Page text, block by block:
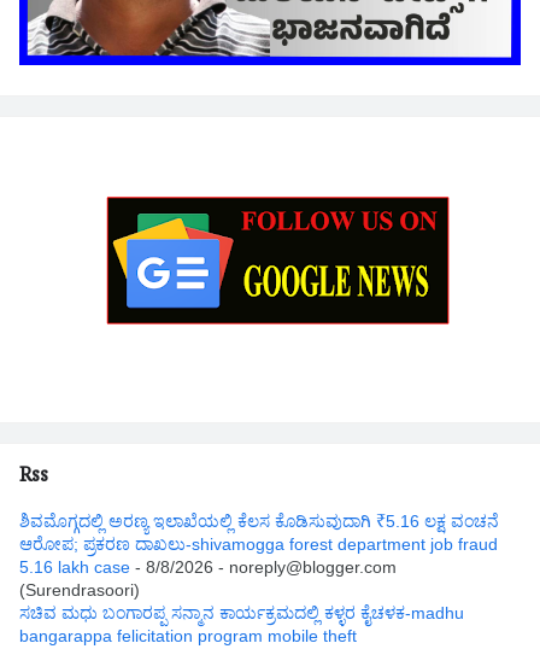
Rss
ಶಿವಮೊಗ್ಗದಲ್ಲಿ ಅರಣ್ಯ ಇಲಾಖೆಯಲ್ಲಿ ಕೆಲಸ ಕೊಡಿಸುವುದಾಗಿ ₹5.16 ಲಕ್ಷ ವಂಚನೆ
ಆರೋಪ; ಪ್ರಕರಣ ದಾಖಲು-shivamogga forest department job fraud
5.16 lakh case - 8/8/2026 - noreply@blogger.com
(Surendrasoori)
ಸಚಿವ ಮಧು ಬಂಗಾರಪ್ಪ ಸನ್ಮಾನ ಕಾರ್ಯಕ್ರಮದಲ್ಲಿ ಕಳ್ಳರ ಕೈಚಳಕ-madhu
bangarappa felicitation program mobile theft